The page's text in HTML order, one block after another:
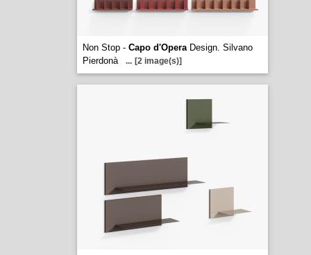
Non Stop - Capo d'OperaDesign. Silvano
Pierdonà
... [2 image(s)]